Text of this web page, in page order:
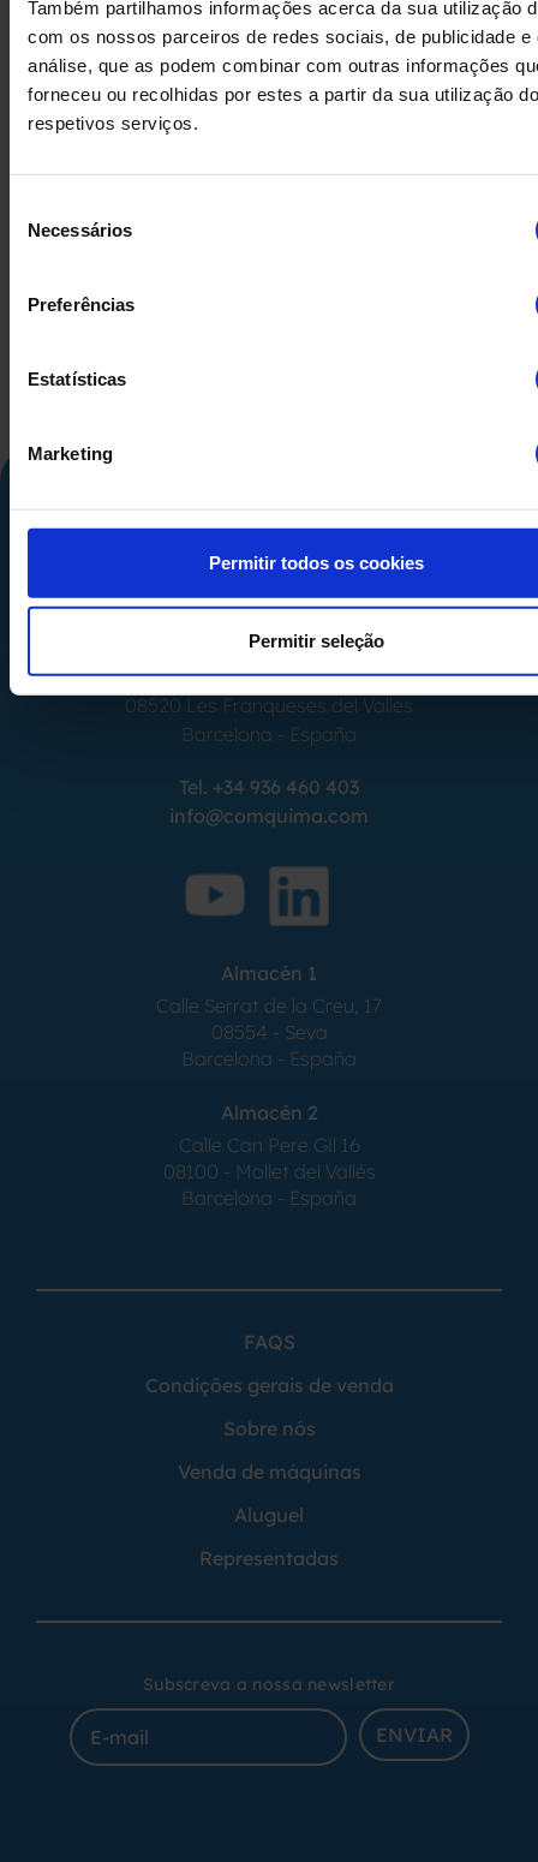
Também partilhamos informações acerca da sua utilização
com os nossos parceiros de redes sociais, de publicidade e
análise, que as podem combinar com outras informações
forneceu ou recolhidas por estes a partir da sua utilização
respetivos serviços.
Necessários
Preferências
Estatísticas
Marketing
Permitir todos os cookies
Permitir seleção
Calle Alemania, 32
08520
Les Franqueses del Valles
Barcelona - España
Tel. +34 936 460 403
info@comquima.com
Almacén 1
Calle Serrat de la Creu, 17
08554 - Seva
Barcelona - España
Almacén 2
Calle Can Pere Gil 16
08100 - Mollet del Vallés
Barcelona - España
FAQS
Condições gerais de venda
Sobre nós
Venda de máquinas
Aluguel
Representadas
Subscreva a nossa newsletter
ENVIAR